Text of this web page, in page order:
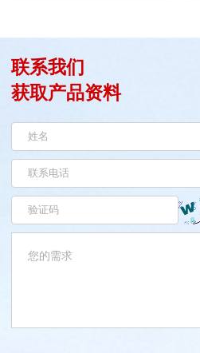
联系我们
获取产品资料